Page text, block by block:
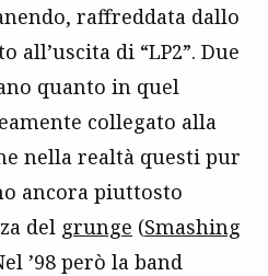
raffreddata dallo
all’uscita di “LP2”. Due
quanto in quel
collegato alla
nella realtà questi pur
ancora piuttosto
del grunge (Smashing
’98 però la band